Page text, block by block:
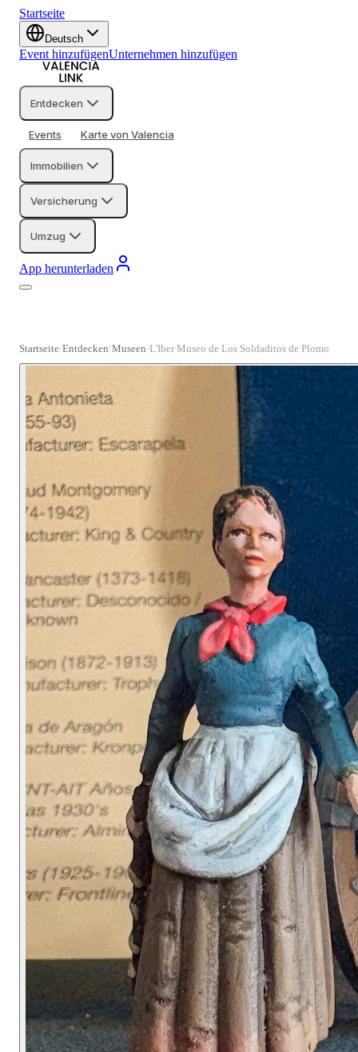
Startseite
Deutsch
Event hinzufügenUnternehmen hinzufügen
Entdecken
Events Karte von Valencia
Immobilien
Versicherung
Umzug
App herunterladen
Startseite Entdecken Museen L'Iber Museo de Los Soldaditos de Plomo